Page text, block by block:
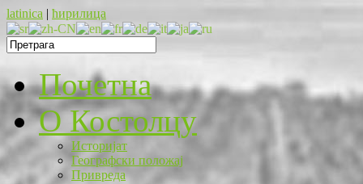
latinica | ћирилица
Почетна
O Костолцу
Историјат
Географски положај
Привреда